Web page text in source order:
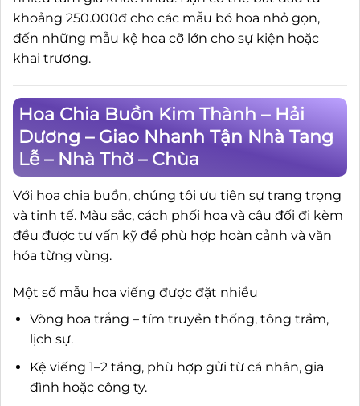
khoảng 250.000đ cho các mẫu bó hoa nhỏ gọn,
đến những mẫu kệ hoa cỡ lớn cho sự kiện hoặc
khai trương.
Hoa Chia Buồn Kim Thành – Hải
Dương – Giao Nhanh Tận Nhà Tang
Lễ – Nhà Thờ – Chùa
Với hoa chia buồn, chúng tôi ưu tiên sự trang trọng
và tinh tế. Màu sắc, cách phối hoa và câu đối đi kèm
đều được tư vấn kỹ để phù hợp hoàn cảnh và văn
hóa từng vùng.
Một số mẫu hoa viếng được đặt nhiều
Vòng hoa trắng – tím truyền thống, tông trầm,
lịch sự.
Kệ viếng 1–2 tầng, phù hợp gửi từ cá nhân, gia
đình hoặc công ty.